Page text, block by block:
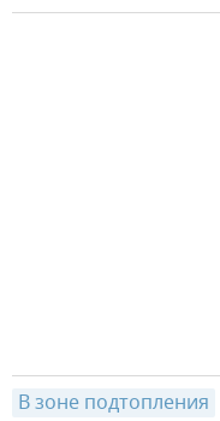
В зоне подтопления